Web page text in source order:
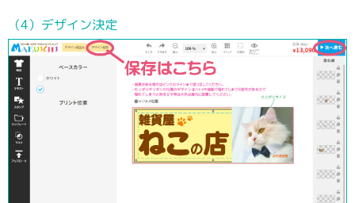
（4）デザイン決定